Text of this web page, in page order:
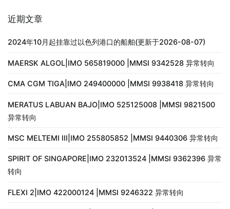
近期文章
2024年10月起挂靠过以色列港口的船舶(更新于2026-08-07)
MAERSK ALGOL|IMO 565819000 |MMSI 9342528 异常转向
CMA CGM TIGA|IMO 249400000 |MMSI 9938418 异常转向
MERATUS LABUAN BAJO|IMO 525125008 |MMSI 9821500
异常转向
MSC MELTEMI III|IMO 255805852 |MMSI 9440306 异常转向
SPIRIT OF SINGAPORE|IMO 232013524 |MMSI 9362396 异常
转向
FLEXI 2|IMO 422000124 |MMSI 9246322 异常转向